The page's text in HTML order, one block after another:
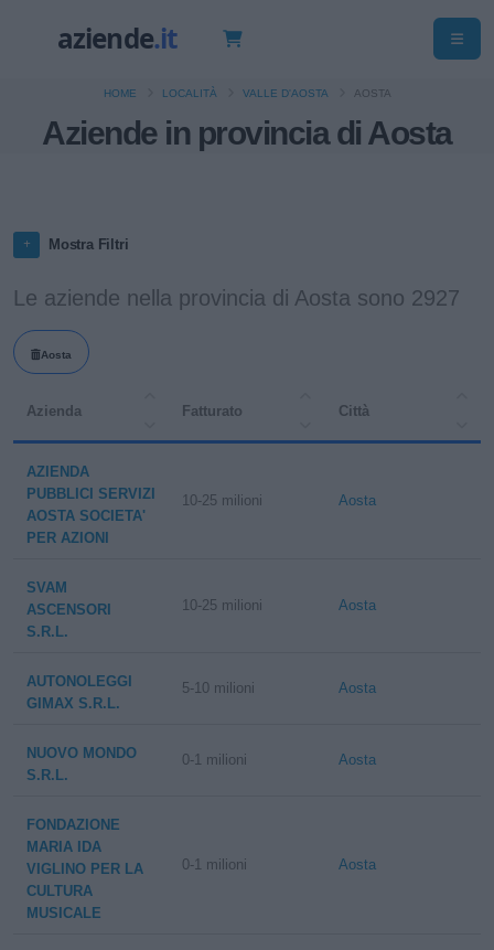
Aziende in provincia di Aosta
HOME LOCALITÀ VALLE D'AOSTA AOSTA
Mostra Filtri
Le aziende nella provincia di Aosta sono 2927
Aosta
Azienda Fatturato Città
AZIENDA
PUBBLICI SERVIZI
AOSTA SOCIETA'
PER AZIONI
10-25 milioni Aosta
SVAM
ASCENSORI
S.R.L.
10-25 milioni Aosta
AUTONOLEGGI
GIMAX S.R.L.
5-10 milioni Aosta
NUOVO MONDO
S.R.L.
0-1 milioni Aosta
FONDAZIONE
MARIA IDA
VIGLINO PER LA
CULTURA
MUSICALE
0-1 milioni Aosta